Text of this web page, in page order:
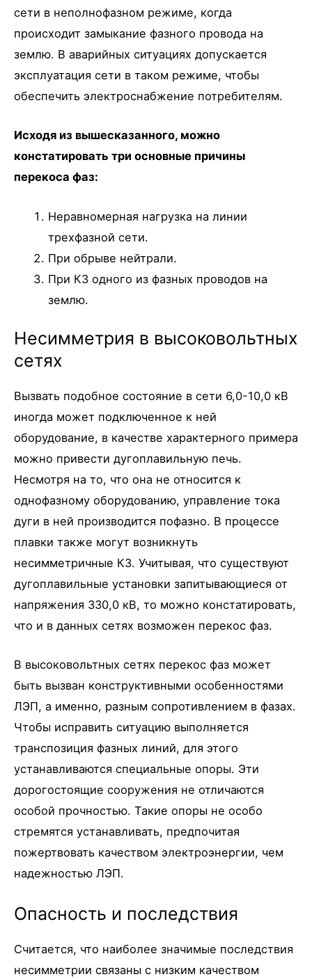
сети в неполнофазном режиме, когда
происходит замыкание фазного провода на
землю. В аварийных ситуациях допускается
эксплуатация сети в таком режиме, чтобы
обеспечить электроснабжение потребителям.
Исходя из вышесказанного, можно
констатировать три основные причины
перекоса фаз:
Неравномерная нагрузка на линии
трехфазной сети.
При обрыве нейтрали.
При КЗ одного из фазных проводов на
землю.
Несимметрия в высоковольтных
сетях
Вызвать подобное состояние в сети 6,0-10,0 кВ
иногда может подключенное к ней
оборудование, в качестве характерного примера
можно привести дугоплавильную печь.
Несмотря на то, что она не относится к
однофазному оборудованию, управление тока
дуги в ней производится пофазно. В процессе
плавки также могут возникнуть
несимметричные КЗ. Учитывая, что существуют
дугоплавильные установки запитывающиеся от
напряжения 330,0 кВ, то можно констатировать,
что и в данных сетях возможен перекос фаз.
В высоковольтных сетях перекос фаз может
быть вызван конструктивными особенностями
ЛЭП, а именно, разным сопротивлением в фазах.
Чтобы исправить ситуацию выполняется
транспозиция фазных линий, для этого
устанавливаются специальные опоры. Эти
дорогостоящие сооружения не отличаются
особой прочностью. Такие опоры не особо
стремятся устанавливать, предпочитая
пожертвовать качеством электроэнергии, чем
надежностью ЛЭП.
Опасность и последствия
Считается, что наиболее значимые последствия
несимметрии связаны с низким качеством